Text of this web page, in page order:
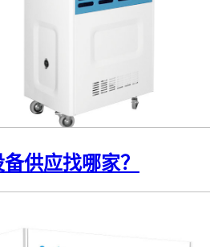
供应找哪家？